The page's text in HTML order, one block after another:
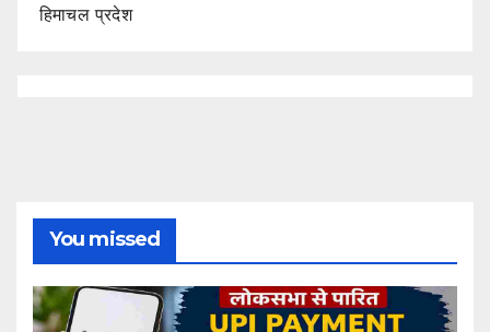
हिमाचल प्रदेश
You missed